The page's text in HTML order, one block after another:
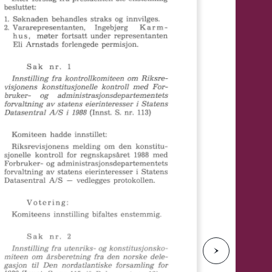
N
e
s
t
e
s
i
d
e